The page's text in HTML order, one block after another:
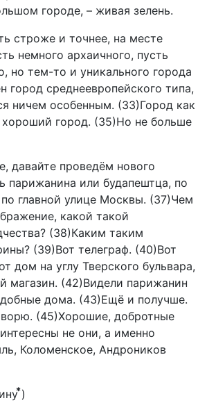
городе, – живая зелень.
строже и точнее, на месте
немного архаичного, пусть
но тем-то и уникального города
город среднеевропейского типа,
ничем особенным. (33)Город как
город. (35)Но не больше
давайте проведём нового
парижанина или будапештца, по
главной улице Москвы. (37)Чем
какой такой
(38)Каким таким
(39)Вот телеграф. (40)Вот
дом на углу Тверского бульвара,
магазин. (42)Видели парижанин
дома. (43)Ещё и получше.
(45)Хорошие, добротные
не они, а именно
Коломенское, Андроников
⃰)